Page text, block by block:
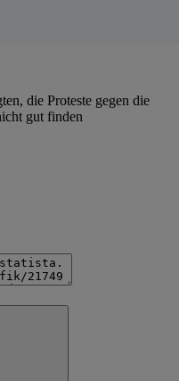
die Proteste gegen die
gut finden